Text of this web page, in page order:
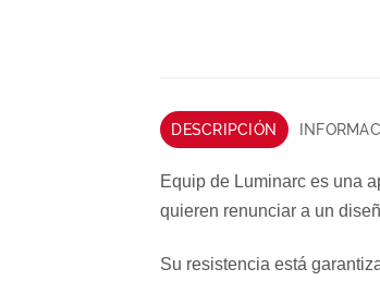
DESCRIPCIÓN
Equip de Luminarc es una
quieren renunciar a un
Su resistencia está